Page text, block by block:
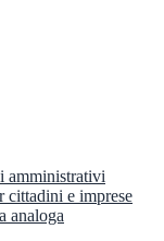
amministrativi
cittadini e imprese
analoga